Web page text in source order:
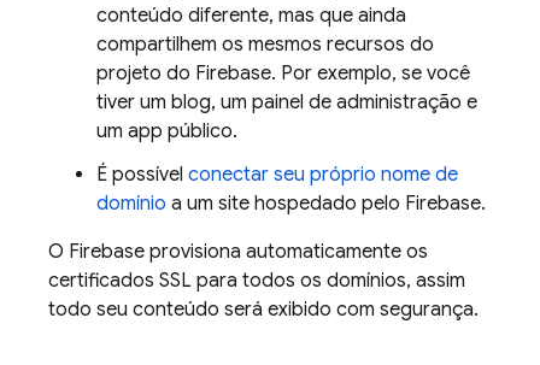
conteúdo diferente, mas que ainda
compartilhem os mesmos recursos do
projeto do Firebase. Por exemplo, se você
tiver um blog, um painel de administração e
um app público.
É possível conectar seu próprio nome de
domínio a um site hospedado pelo Firebase.
O Firebase provisiona automaticamente os
certificados SSL para todos os domínios, assim
todo seu conteúdo será exibido com segurança.